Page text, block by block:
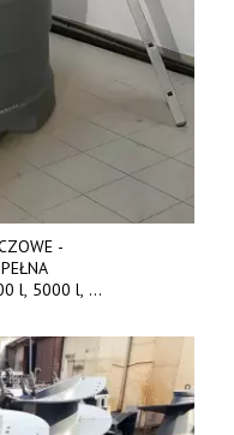
-
l, 5000 l,